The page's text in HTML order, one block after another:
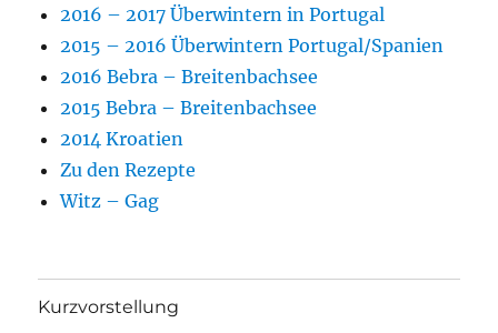
2016 – 2017 Überwintern in Portugal
2015 – 2016 Überwintern Portugal/Spanien
2016 Bebra – Breitenbachsee
2015 Bebra – Breitenbachsee
2014 Kroatien
Zu den Rezepte
Witz – Gag
Kurzvorstellung